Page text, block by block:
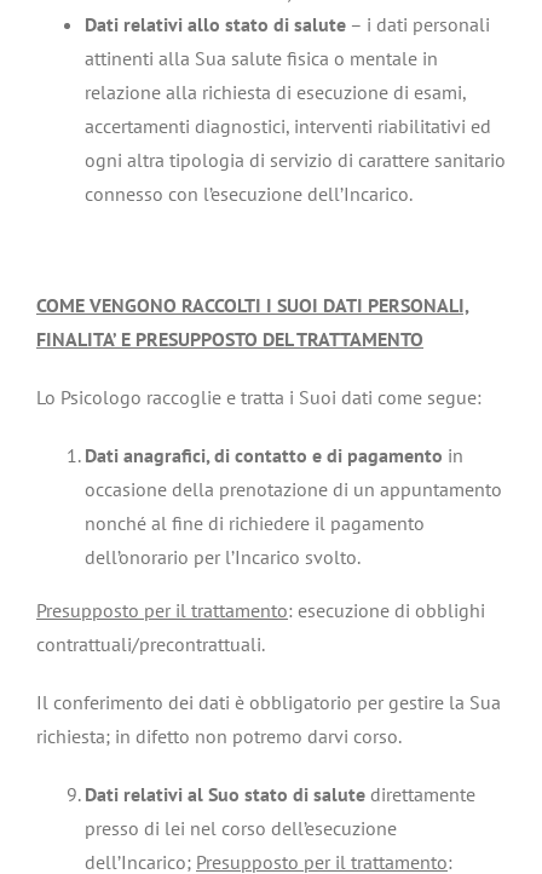
Dati relativi allo stato di salute – i dati personali
attinenti alla Sua salute fisica o mentale in
relazione alla richiesta di esecuzione di esami,
accertamenti diagnostici, interventi riabilitativi ed
ogni altra tipologia di servizio di carattere sanitario
connesso con l’esecuzione dell’Incarico.
COME VENGONO RACCOLTI I SUOI DATI PERSONALI,
FINALITA’ E PRESUPPOSTO DEL TRATTAMENTO
Lo Psicologo raccoglie e tratta i Suoi dati come segue:
Dati anagrafici, di contatto e di pagamento in
occasione della prenotazione di un appuntamento
nonché al fine di richiedere il pagamento
dell’onorario per l’Incarico svolto.
Presupposto per il trattamento: esecuzione di obblighi
contrattuali/precontrattuali.
Il conferimento dei dati è obbligatorio per gestire la Sua
richiesta; in difetto non potremo darvi corso.
Dati relativi al Suo stato di salute direttamente
presso di lei nel corso dell’esecuzione
dell’Incarico; Presupposto per il trattamento: